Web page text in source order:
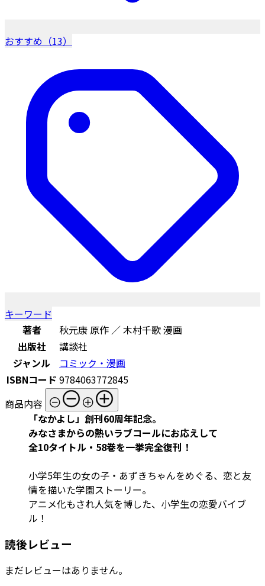
おすすめ（13）
キーワード
著者
秋元康 原作 ／ 木村千歌 漫画
出版社
講談社
ジャンル
コミック・漫画
ISBNコード 9784063772845
商品内容
「なかよし」創刊60周年記念。
みなさまからの熱いラブコールにお応えして
全10タイトル・58巻を一挙完全復刊！
小学5年生の女の子・あずきちゃんをめぐる、恋と友
情を描いた学園ストーリー。
アニメ化もされ人気を博した、小学生の恋愛バイブ
ル！
読後レビュー
まだレビューはありません。